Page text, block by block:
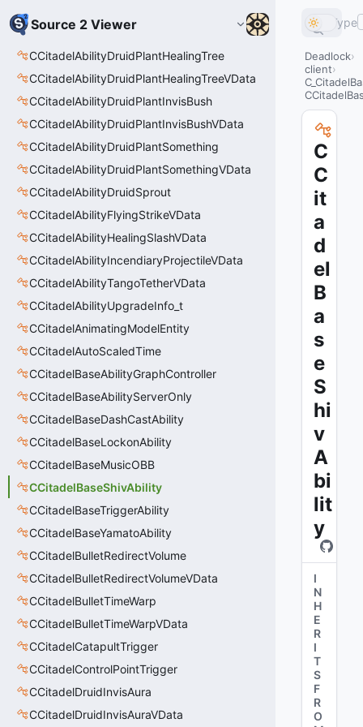
Source 2 Viewer
CCitadelAbilityDruidPlantHealingTree
CCitadelAbilityDruidPlantHealingTreeVData
CCitadelAbilityDruidPlantInvisBush
CCitadelAbilityDruidPlantInvisBushVData
CCitadelAbilityDruidPlantSomething
CCitadelAbilityDruidPlantSomethingVData
CCitadelAbilityDruidSprout
CCitadelAbilityFlyingStrikeVData
CCitadelAbilityHealingSlashVData
CCitadelAbilityIncendiaryProjectileVData
CCitadelAbilityTangoTetherVData
CCitadelAbilityUpgradeInfo_t
CCitadelAnimatingModelEntity
CCitadelAutoScaledTime
CCitadelBaseAbilityGraphController
CCitadelBaseAbilityServerOnly
CCitadelBaseDashCastAbility
CCitadelBaseLockonAbility
CCitadelBaseMusicOBB
CCitadelBaseShivAbility
CCitadelBaseTriggerAbility
CCitadelBaseYamatoAbility
CCitadelBulletRedirectVolume
CCitadelBulletRedirectVolumeVData
CCitadelBulletTimeWarp
CCitadelBulletTimeWarpVData
CCitadelCatapultTrigger
CCitadelControlPointTrigger
CCitadelDruidInvisAura
CCitadelDruidInvisAuraVData
Type
Deadlock
client
C
C
it
a
d
el
B
a
s
e
S
hi
v
A
bi
lit
y
I
N
H
E
R
I
T
S
F
R
O